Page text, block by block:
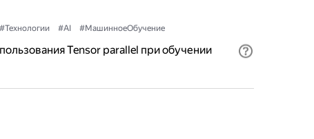
#Технологии #AI #МашинноеОбучение
Tensor parallel при обучении